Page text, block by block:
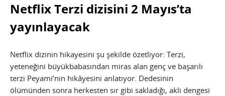
Netflix Terzi dizisini 2 Mayıs’ta
yayınlayacak
Netflix dizinin hikayesini şu şekilde özetliyor: Terzi,
yeteneğini büyükbabasından miras alan genç ve başarılı
terzi Peyami’nin hikâyesini anlatıyor. Dedesinin
ölümünden sonra herkesten sır gibi sakladığı, akli dengesi